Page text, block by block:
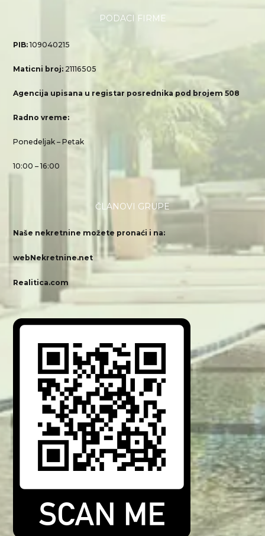
PODACI FIRME
PIB:109040215
Maticni broj: 21116505
Agencija upisana u registar posrednika pod brojem 508
Radno vreme:
Ponedeljak – Petak
10:00 – 16:00
ČLANOVI GRUPE
Naše nekretnine možete pronaći i na:
webNekretnine.net
Realitica.com